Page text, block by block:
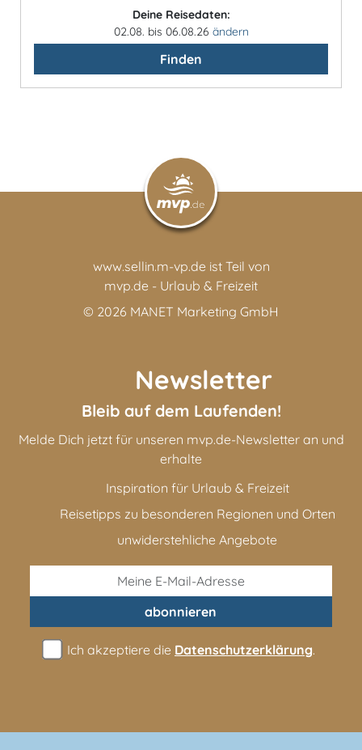
Deine Reisedaten:
02.08. bis 06.08.26 ändern
Finden
www.sellin.m-vp.de ist Teil von
mvp.de - Urlaub & Freizeit
© 2026 MANET Marketing GmbH
Newsletter
Bleib auf dem Laufenden!
Melde Dich jetzt für unseren mvp.de-Newsletter an und
erhalte
Inspiration für Urlaub & Freizeit
Reisetipps zu besonderen Regionen und Orten
unwiderstehliche Angebote
abonnieren
Ich akzeptiere die Datenschutzerklärung.